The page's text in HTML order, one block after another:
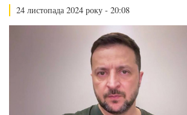
24 листопада 2024 року - 20:08